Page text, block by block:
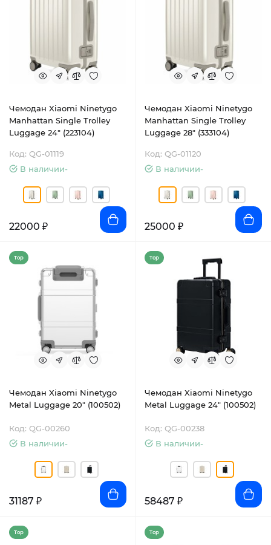
Чемодан Xiaomi Ninetygo
Manhattan Single Trolley
Luggage 24" (223104)
Код: QG-01119
В наличии-
22000 ₽
Чемодан Xiaomi Ninetygo
Manhattan Single Trolley
Luggage 28" (333104)
Код: QG-01120
В наличии-
25000 ₽
Top
Чемодан Xiaomi Ninetygo
Metal Luggage 20" (100502)
Код: QG-00260
В наличии-
31187 ₽
Top
Чемодан Xiaomi Ninetygo
Metal Luggage 24" (100502)
Код: QG-00238
В наличии-
58487 ₽
Top Top